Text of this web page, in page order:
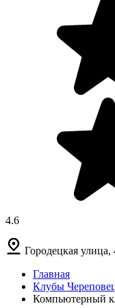
4.6
Городецкая улица,
Главная
Клубы
Компьютерный